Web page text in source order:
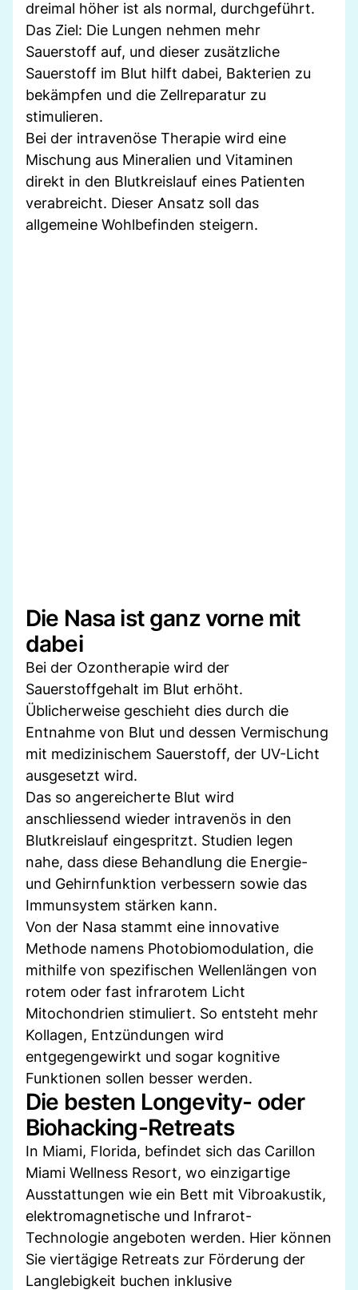
dreimal höher ist als normal, durchgeführt.
Das Ziel: Die Lungen nehmen mehr
Sauerstoff auf, und dieser zusätzliche
Sauerstoff im Blut hilft dabei, Bakterien zu
bekämpfen und die Zellreparatur zu
stimulieren.
Bei der intravenöse Therapie wird eine
Mischung aus Mineralien und Vitaminen
direkt in den Blutkreislauf eines Patienten
verabreicht. Dieser Ansatz soll das
allgemeine Wohlbefinden steigern.
Die Nasa ist ganz vorne mit
dabei
Bei der Ozontherapie wird der
Sauerstoffgehalt im Blut erhöht.
Üblicherweise geschieht dies durch die
Entnahme von Blut und dessen Vermischung
mit medizinischem Sauerstoff, der UV-Licht
ausgesetzt wird.
Das so angereicherte Blut wird
anschliessend wieder intravenös in den
Blutkreislauf eingespritzt. Studien legen
nahe, dass diese Behandlung die Energie-
und Gehirnfunktion verbessern sowie das
Immunsystem stärken kann.
Von der Nasa stammt eine innovative
Methode namens Photobiomodulation, die
mithilfe von spezifischen Wellenlängen von
rotem oder fast infrarotem Licht
Mitochondrien stimuliert. So entsteht mehr
Kollagen, Entzündungen wird
entgegengewirkt und sogar kognitive
Funktionen sollen besser werden.
Die besten Longevity- oder
Biohacking-Retreats
In Miami, Florida, befindet sich das Carillon
Miami Wellness Resort, wo einzigartige
Ausstattungen wie ein Bett mit Vibroakustik,
elektromagnetische und Infrarot-
Technologie angeboten werden. Hier können
Sie viertägige Retreats zur Förderung der
Langlebigkeit buchen inklusive